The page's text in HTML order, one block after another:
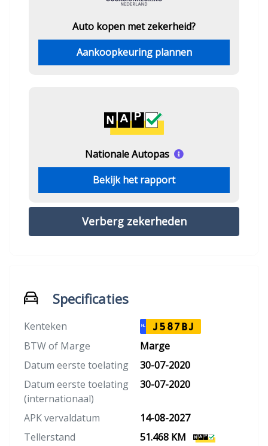
Auto kopen met zekerheid?
Aankoopkeuring plannen
Nationale Autopas
Bekijk het rapport
Verberg zekerheden
Specificaties
Kenteken NL J587BJ
BTW of Marge
Marge
Datum eerste toelating
30-07-2020
Datum eerste toelating
(internationaal)
30-07-2020
APK vervaldatum
14-08-2027
Tellerstand
51.468 KM